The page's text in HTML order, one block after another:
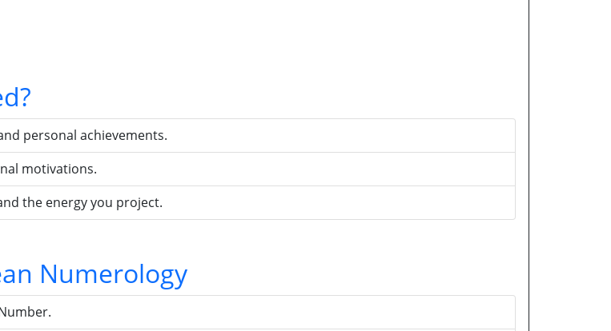
personal achievements.
motivations.
the energy you project.
Numerology